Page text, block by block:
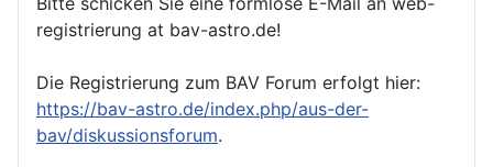
registrierung at bav-astro.de!
Die Registrierung zum BAV Forum erfolgt hier:
https://bav-astro.de/index.php/aus-der-
bav/diskussionsforum.